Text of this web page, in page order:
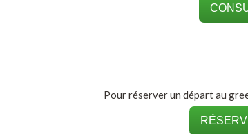
Pour réserver un départ au